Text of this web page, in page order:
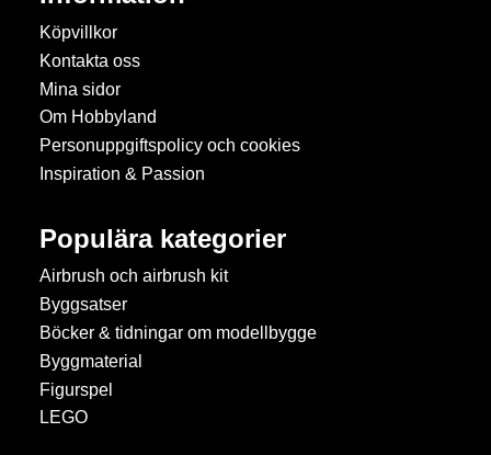
Köpvillkor
Kontakta oss
Mina sidor
Om Hobbyland
Personuppgiftspolicy och cookies
Inspiration & Passion
Populära kategorier
Airbrush och airbrush kit
Byggsatser
Böcker & tidningar om modellbygge
Byggmaterial
Figurspel
LEGO